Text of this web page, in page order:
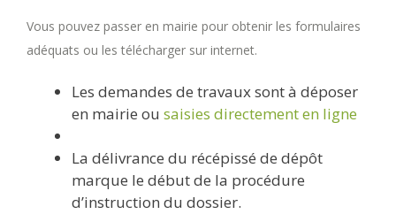
Vous pouvez passer en mairie pour obtenir les formulaires
adéquats ou les télécharger sur internet.
Les demandes de travaux sont à déposer
en mairie ou saisies directement en ligne
La délivrance du récépissé de dépôt
marque le début de la procédure
d’instruction du dossier.